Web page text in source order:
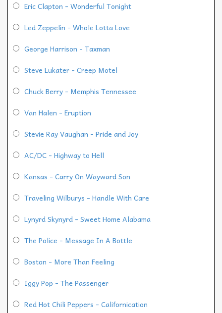
Eric Clapton - Wonderful Tonight
Led Zeppelin - Whole Lotta Love
George Harrison - Taxman
Steve Lukater - Creep Motel
Chuck Berry - Memphis Tennessee
Van Halen - Eruption
Stevie Ray Vaughan - Pride and Joy
AC/DC - Highway to Hell
Kansas - Carry On Wayward Son
Traveling Wilburys - Handle With Care
Lynyrd Skynyrd - Sweet Home Alabama
The Police - Message In A Bottle
Boston - More Than Feeling
Iggy Pop - The Passenger
Red Hot Chili Peppers - Californication